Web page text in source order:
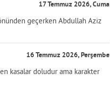
17 Temmuz 2026, Cuma
geçerken Abdullah Aziz
16 Temmuz 2026, Perşembe
kasalar doludur ama karakter